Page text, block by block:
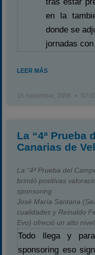
en la
donde se
jornadas
LEER MÁS
16 noviembre, 2006
La “4ª Prueba
Canarias de
La “4ª Prueba del
brindó positivas
sponsoring
José María Santana
cualidades y Reinaldo
Evo) ofreció un alto nivel
Todo llega y
sponsoring eso